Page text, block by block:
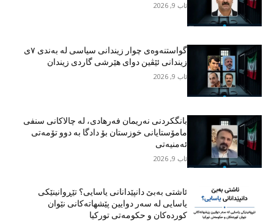
ئاب 9, 2026
گواستنەوەی چوار زیندانی سیاسی لە بەندی ٧ی
زیندانی ئێڤین دوای هێرشی گاردی زیندان
ئاب 9, 2026
بانگکردنی نەریمان فەرهادی، لە چالاکانی سنفی
مامۆستایانی خوزستان بۆ دادگا بە دوو تۆمەتی
ئەمنیەتی
ئاب 9, 2026
ئاشتی بەبێ دانپێدانانی یاسایی؟ تێڕوانینێکی
یاسایی لە سەر دوایین پێشهاتەکانی نێوان
کوردەکان و حکومەتی تورکیا